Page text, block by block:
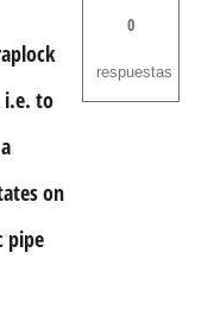
i.e. to
on
pipe
0
respuestas